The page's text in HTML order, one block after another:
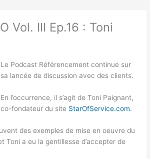
Vol. III Ep.16 : Toni
Le Podcast Référencement continue sur
sa lancée de discussion avec des clients.
En l’occurrence, il s’agit de Toni Paignant,
co-fondateur du site StarOfService.com.
des exemples de mise en oeuvre du
Toni a eu la gentillesse d’accepter de